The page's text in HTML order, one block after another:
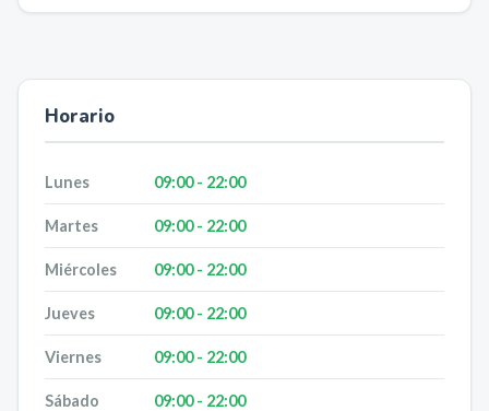
Horario
Lunes 09:00 - 22:00
Martes 09:00 - 22:00
Miércoles 09:00 - 22:00
Jueves 09:00 - 22:00
Viernes 09:00 - 22:00
Sábado 09:00 - 22:00